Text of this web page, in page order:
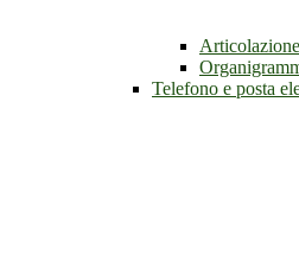
Telefono e posta